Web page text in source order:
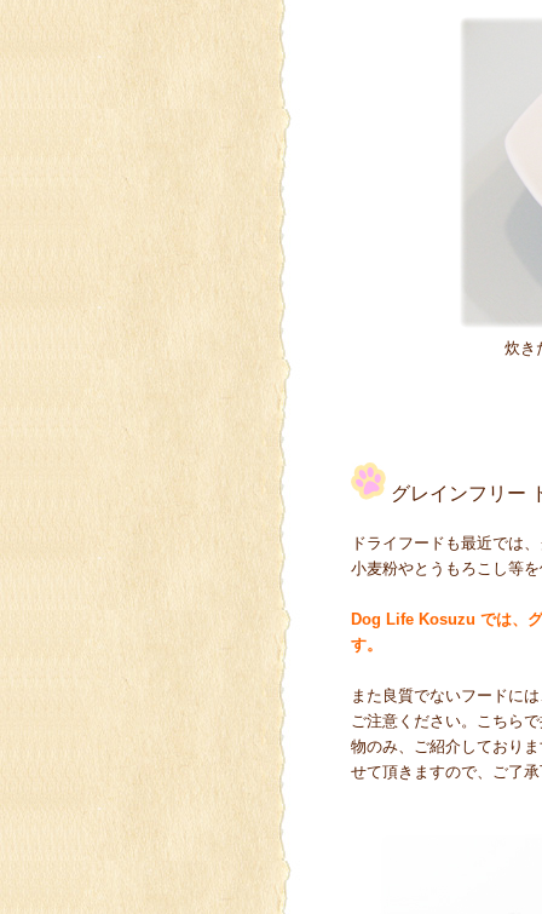
炊き
グレインフリー
ドライフードも最近では
小麦粉やとうもろこし等
Dog Life Kosuzu では、
す。
また良質でないフードに
ご注意ください。こちら
物のみ、ご紹介しており
せて頂きますので、ご了